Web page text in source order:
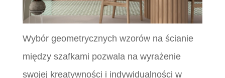
Wybór geometrycznych wzorów na ścianie
między szafkami pozwala na wyrażenie
swojej kreatywności i indywidualności w